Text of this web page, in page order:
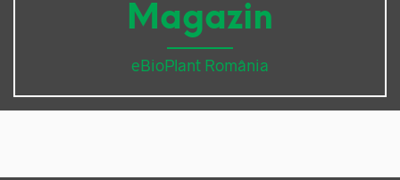
Magazin
eBioPlant România